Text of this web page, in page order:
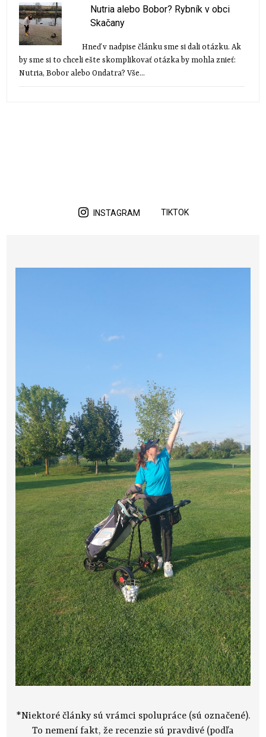
Nutria alebo Bobor? Rybník v obci
Skačany
Hneď v nadpise článku sme si dali otázku. Ak
by sme si to chceli ešte skomplikovať otázka by mohla znieť:
Nutria, Bobor alebo Ondatra? Vše...
INSTAGRAM TIKTOK
*Niektoré články sú vrámci spolupráce (sú označené).
To nemení fakt, že recenzie sú pravdivé (podľa